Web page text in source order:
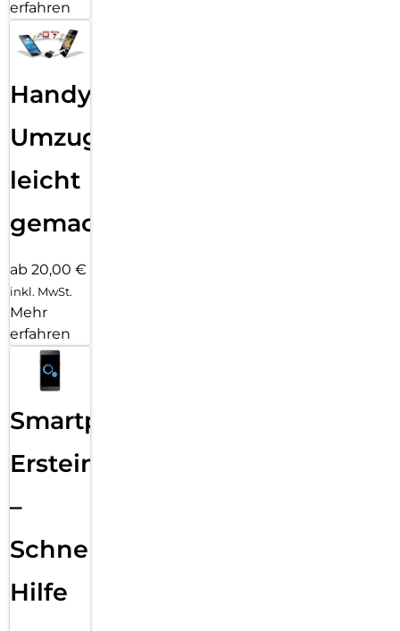
erfahren
Handy
Umzug
leicht
gemacht!
ab 20,00 €
inkl. MwSt.
Mehr
erfahren
Smartphone
Ersteinrichtung
–
Schnelle
Hilfe